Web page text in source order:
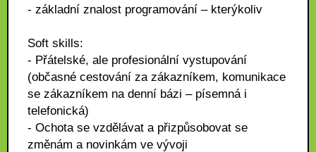
- základní znalost programování – kterýkoliv
Soft skills:
- Přátelské, ale profesionální vystupování
(občasné cestování za zákazníkem, komunikace
se zákazníkem na denní bázi – písemná i
telefonická)
- Ochota se vzdělávat a přizpůsobovat se
změnám a novinkám ve vývoji